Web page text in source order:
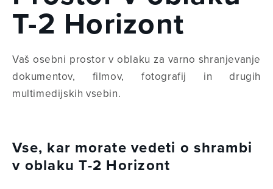
T-2 Horizont
Vaš osebni prostor v oblaku za varno shranjevanje
dokumentov, filmov, fotografij in drugih
multimedijskih vsebin.
Vse, kar morate vedeti o shrambi
v oblaku T-2 Horizont